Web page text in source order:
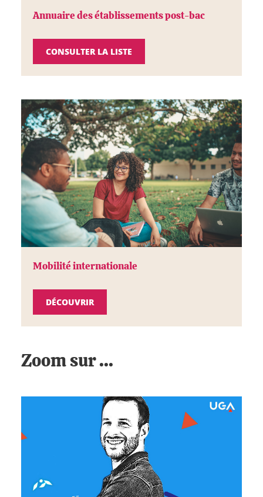
Annuaire des établissements post-bac
CONSULTER LA LISTE
Mobilité internationale
DÉCOUVRIR
Zoom sur ...